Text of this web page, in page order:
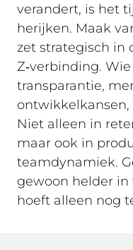
verandert, is het
herijken. Maak
zet strategisch in
Z‑verbinding.
transparantie,
Niet alleen in
maar ook in
teamdynamiek.
gewoon helder in
hoeft alleen nog